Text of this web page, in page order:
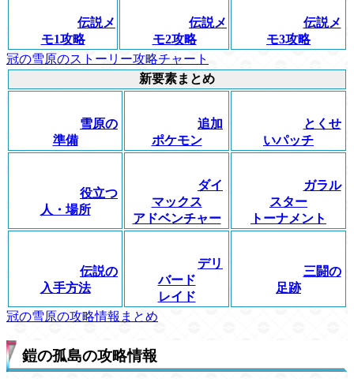
伝説メ
モ1攻略
伝説メ
モ2攻略
伝説メ
モ3攻略
冠の雪原のストーリー攻略チャート
新要素まとめ
雪原の
準備
追加
ポケモン
とくせ
いパッチ
役立つ
人・場所
ダイ
マックス
アドベンチャー
ガラル
スター
トーナメント
伝説の
入手方法
デリ
バード
レイド
三闘の
足跡
冠の雪原の攻略情報まとめ
鎧の孤島の攻略情報